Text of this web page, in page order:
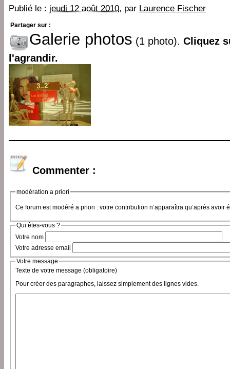
Publié le : jeudi 12 août 2010, par Laurence Fischer
Partager sur :
Galerie photos (1 photo). Cliquez
l'agrandir.
Commenter :
modération a priori
Ce forum est modéré a priori : votre contribution n’apparaîtra qu’après avoir
Qui êtes-vous ?
Votre nom
Votre adresse email
Votre message
Texte de votre message (obligatoire)
Pour créer des paragraphes, laissez simplement des lignes vides.